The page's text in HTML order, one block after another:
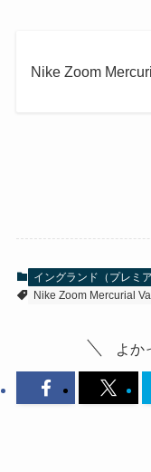
Nike Zoom
イングランド（プレミ
Nike Zoom Mercurial
よか